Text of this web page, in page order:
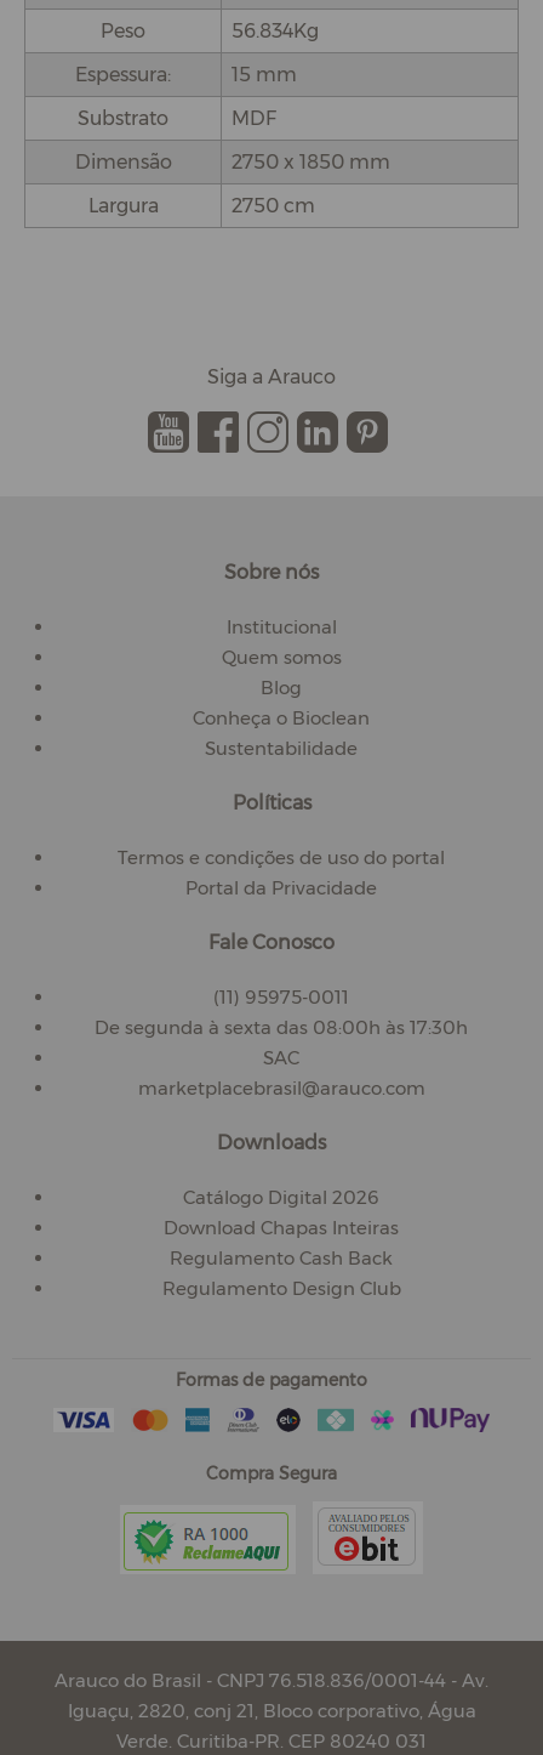
Peso
56.834Kg
Espessura:
15 mm
Substrato
MDF
Dimensão
2750 x 1850 mm
Largura
2750 cm
Siga a Arauco
. . . . .
Sobre nós
Institucional
Quem somos
Blog
Conheça o Bioclean
Sustentabilidade
Políticas
Termos e condições de uso do portal
Portal da Privacidade
Fale Conosco
(11) 95975-0011
De segunda à sexta das 08:00h às 17:30h
SAC
marketplacebrasil@arauco.com
Downloads
Catálogo Digital 2026
Download Chapas Inteiras
Regulamento Cash Back
Regulamento Design Club
Formas de pagamento
Compra Segura
Arauco do Brasil - CNPJ 76.518.836/0001-44 - Av.
Iguaçu, 2820, conj 21, Bloco corporativo, Água
Verde. Curitiba-PR. CEP 80240 031